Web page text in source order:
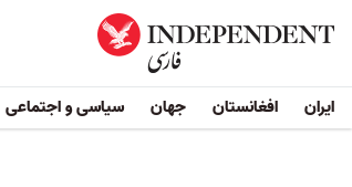
ایران افغانستان جهان سیاسی و اجتماعی